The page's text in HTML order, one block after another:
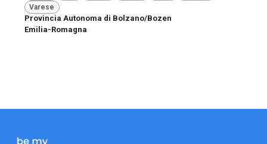
Varese
Provincia Autonoma di Bolzano/Bozen
Emilia-Romagna